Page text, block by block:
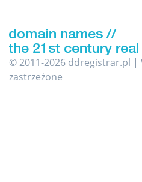
© 2011-2026 ddregistrar.pl |
zastrzeżone